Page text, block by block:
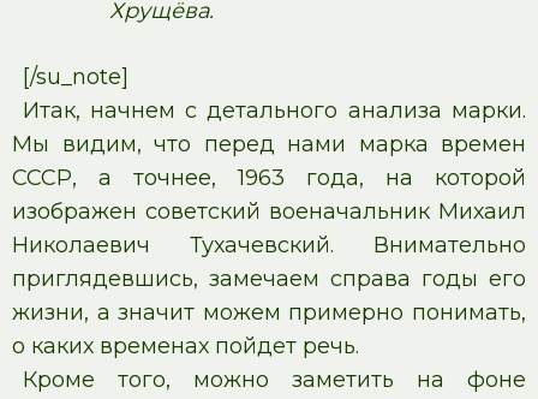
Хрущёва.
[/su_note]
Итак, начнем с детального анализа марки.
Мы видим, что перед нами марка времен
СССР, а точнее, 1963 года, на которой
изображен советский военачальник Михаил
Николаевич Тухачевский. Внимательно
приглядевшись, замечаем справа годы его
жизни, а значит можем примерно понимать,
о каких временах пойдет речь.
Кроме того, можно заметить на фоне